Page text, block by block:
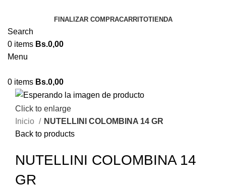
FINALIZAR COMPRACARRITOTIENDA
Search
0 items Bs.0,00
Menu
0 items Bs.0,00
Click to enlarge
Inicio
NUTELLINI COLOMBINA 14 GR
Back to products
NUTELLINI COLOMBINA 14
GR